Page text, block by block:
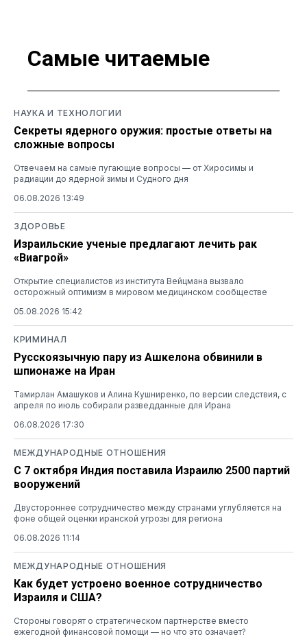
Самые читаемые
НАУКА И ТЕХНОЛОГИИ
Секреты ядерного оружия: простые ответы на
сложные вопросы
Отвечаем на самые пугающие вопросы — от Хиросимы и
радиации до ядерной зимы и Судного дня
06.08.2026 13:49
ЗДОРОВЬЕ
Израильские ученые предлагают лечить рак
«Виагрой»
Открытие специалистов из института Вейцмана вызвало
осторожный оптимизм в мировом медицинском сообществе
05.08.2026 15:42
КРИМИНАЛ
Русскоязычную пару из Ашкелона обвинили в
шпионаже на Иран
Тамирлан Амашуков и Алина Кушниренко, по версии следствия, с
апреля по июль собирали разведданные для Ирана
06.08.2026 17:30
МЕЖДУНАРОДНЫЕ ОТНОШЕНИЯ
С 7 октября Индия поставила Израилю 2500 партий
вооружений
Двустороннее сотрудничество между странами углубляется на
фоне общей оценки иранской угрозы для региона
06.08.2026 11:14
МЕЖДУНАРОДНЫЕ ОТНОШЕНИЯ
Как будет устроено военное сотрудничество
Израиля и США?
Стороны говорят о стратегическом партнерстве вместо
ежегодной финансовой помощи — но что это означает?